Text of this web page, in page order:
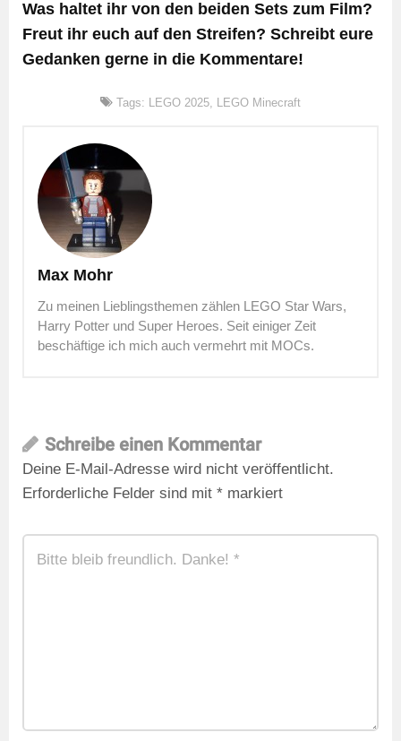
Was haltet ihr von den beiden Sets zum Film?
Freut ihr euch auf den Streifen? Schreibt eure
Gedanken gerne in die Kommentare!
Tags: LEGO 2025, LEGO Minecraft
Max Mohr
Zu meinen Lieblingsthemen zählen LEGO Star Wars,
Harry Potter und Super Heroes. Seit einiger Zeit
beschäftige ich mich auch vermehrt mit MOCs.
Schreibe einen Kommentar
Deine E-Mail-Adresse wird nicht veröffentlicht.
Erforderliche Felder sind mit * markiert